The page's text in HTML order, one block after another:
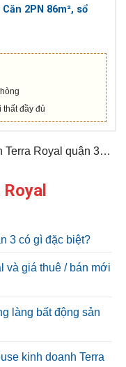
2PN 86m², sổ
thất đầy đủ
Terra Royal quận 3…
3 có gì đặc biệt?
và giá thuê / bán mới
làng bất động sản
kinh doanh Terra